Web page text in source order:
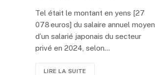
Tel était le montant en yens [27
078 euros] du salaire annuel moyen
d’un salarié japonais du secteur
privé en 2024, selon…
LIRE LA SUITE